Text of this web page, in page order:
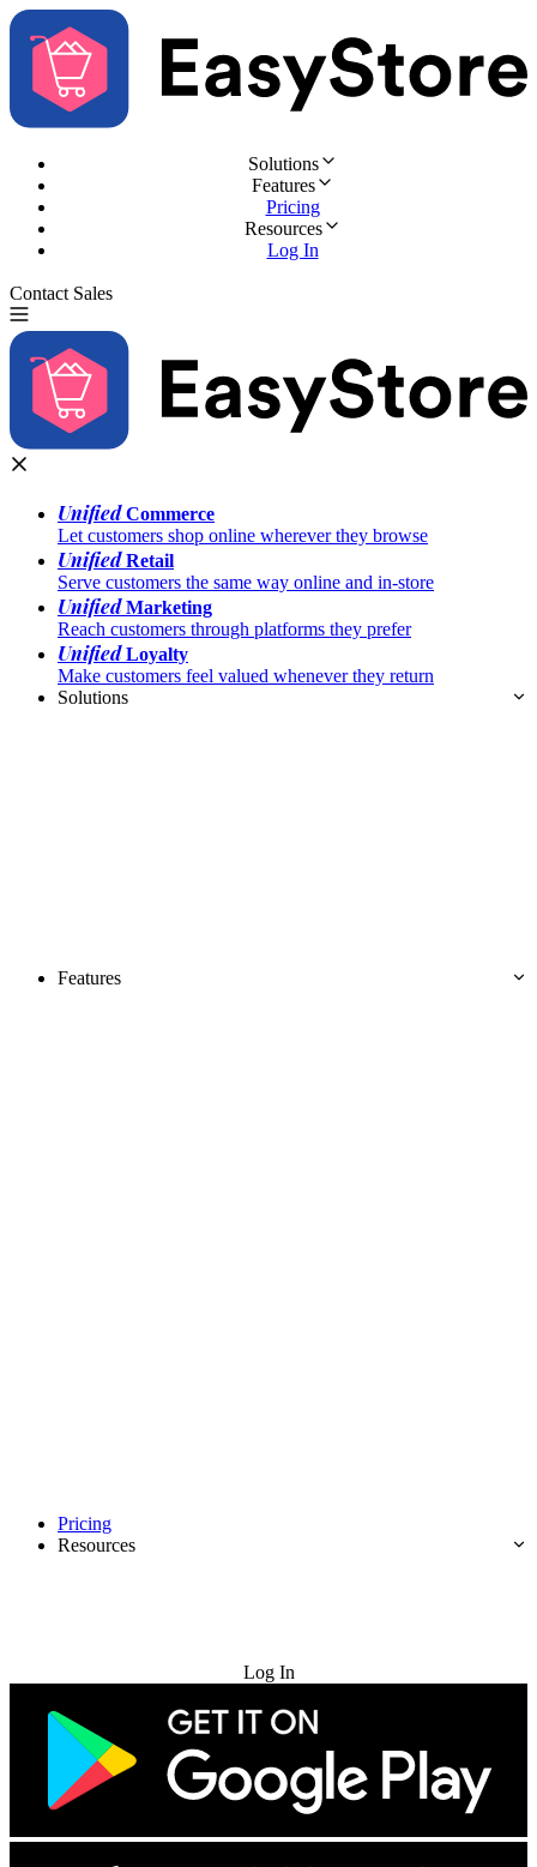
Solutions
Features
Pricing
Resources
Log In
Contact Sales
UnifiedCommerce
Let customers shop online wherever they browse
UnifiedRetail
Serve customers the same way online and in-store
UnifiedMarketing
Reach customers through platforms they prefer
UnifiedLoyalty
Make customers feel valued whenever they return
Solutions
Features
Pricing
Resources
Log In